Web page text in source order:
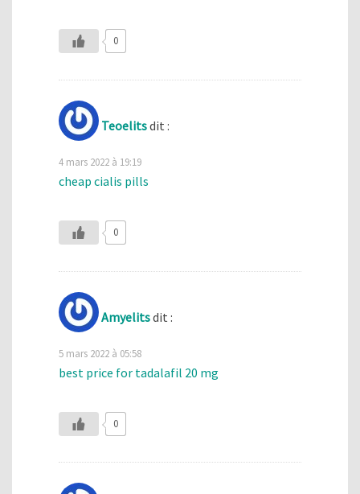
0
Teoelitsdit :
4 mars 2022 à 19:19
cheap cialis pills
0
Amyelitsdit :
5 mars 2022 à 05:58
best price for tadalafil 20 mg
0